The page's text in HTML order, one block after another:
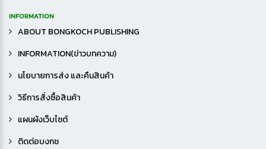
INFORMATION
ABOUT BONGKOCH PUBLISHING
INFORMATION(ข่าวบทความ)
นโยบายการส่ง และคืนสินค้า
วิธีการสั่งซื้อสินค้า
แผนผังเว็บไซต์
ติดต่อบงกช